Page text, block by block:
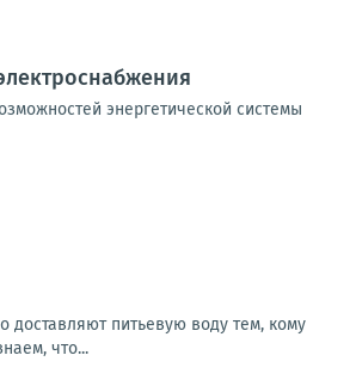
энергетической системы
питьевую воду тем, кому
что...